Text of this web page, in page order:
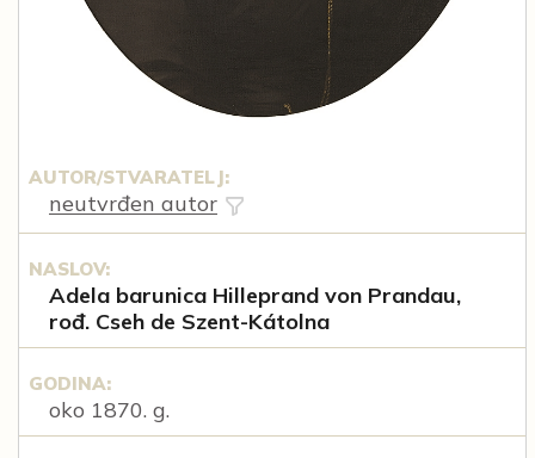
AUTOR/STVARATELJ:
neutvrđen autor
NASLOV:
Adela barunica Hilleprand von Prandau,
rođ. Cseh de Szent-Kátolna
GODINA:
oko 1870. g.